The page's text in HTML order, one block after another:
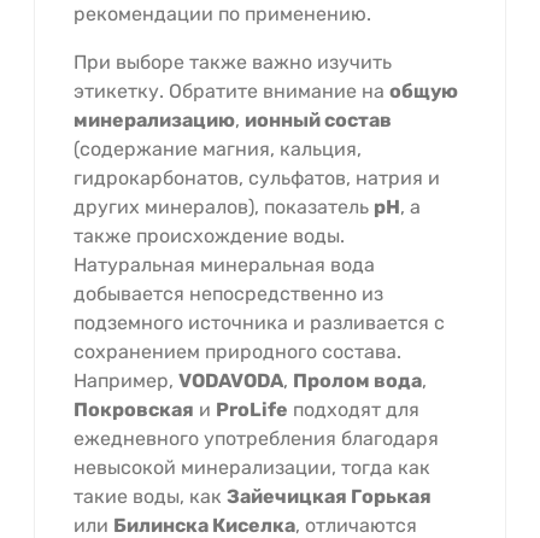
рекомендации по применению.
При выборе также важно изучить
этикетку. Обратите внимание на общую
минерализацию, ионный состав
(содержание магния, кальция,
гидрокарбонатов, сульфатов, натрия и
других минералов), показатель pH, а
также происхождение воды.
Натуральная минеральная вода
добывается непосредственно из
подземного источника и разливается с
сохранением природного состава.
Например, VODAVODA, Пролом вода,
Покровская и ProLife подходят для
ежедневного употребления благодаря
невысокой минерализации, тогда как
такие воды, как Зайечицкая Горькая
или Билинска Киселка, отличаются